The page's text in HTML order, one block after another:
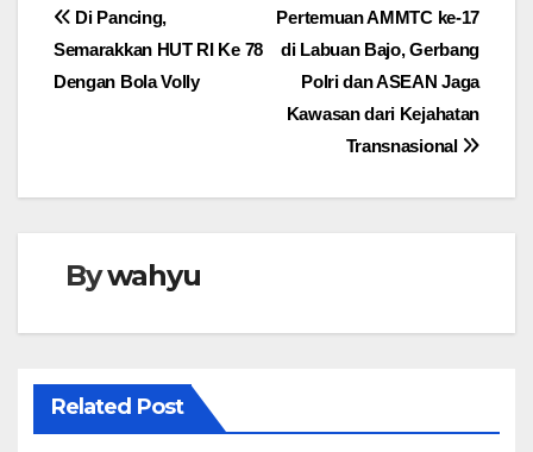
Navigasi
pos
Pertemuan AMMTC ke-17
di Labuan Bajo, Gerbang
Polri dan ASEAN Jaga
Kawasan dari Kejahatan
Transnasional
Di Pancing,
Semarakkan HUT RI Ke 78
Dengan Bola Volly
Bywahyu
Related Post